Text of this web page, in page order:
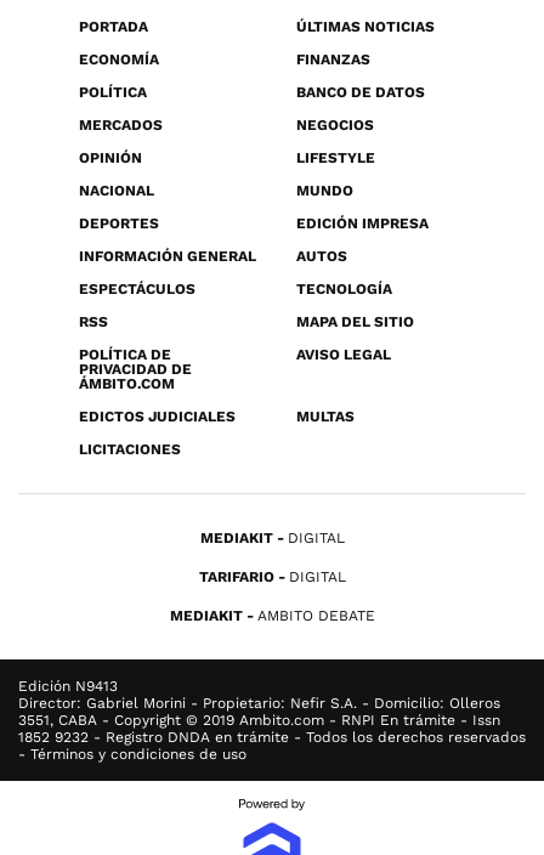
PORTADA
ÚLTIMAS NOTICIAS
ECONOMÍA
FINANZAS
POLÍTICA
BANCO DE DATOS
MERCADOS
NEGOCIOS
OPINIÓN
LIFESTYLE
NACIONAL
MUNDO
DEPORTES
EDICIÓN IMPRESA
INFORMACIÓN GENERAL
AUTOS
ESPECTÁCULOS
TECNOLOGÍA
RSS
MAPA DEL SITIO
POLÍTICA DE
PRIVACIDAD DE
ÁMBITO.COM
AVISO LEGAL
EDICTOS JUDICIALES
MULTAS
LICITACIONES
MEDIAKIT DIGITAL
TARIFARIO DIGITAL
MEDIAKIT AMBITO DEBATE
Edición N9413
Director: Gabriel Morini - Propietario: Nefir S.A. - Domicilio: Olleros
3551, CABA - Copyright © 2019 Ambito.com - RNPI En trámite - Issn
1852 9232 - Registro DNDA en trámite - Todos los derechos reservados
- Términos y condiciones de uso